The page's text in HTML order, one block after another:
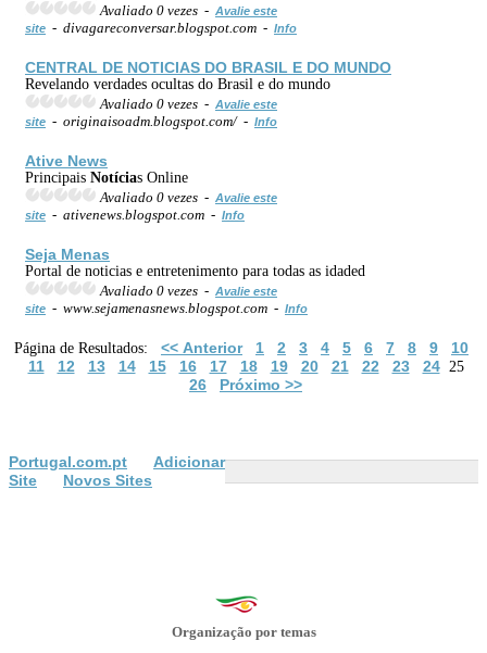
Avaliado 0 vezes - Avalie este
site - divagareconversar.blogspot.com - Info
CENTRAL DE NOTICIAS DO BRASIL E DO MUNDO
Revelando verdades ocultas do Brasil e do mundo
Avaliado 0 vezes - Avalie este
site - originaisoadm.blogspot.com/ - Info
Ative News
Principais Notícias Online
Avaliado 0 vezes - Avalie este
site - ativenews.blogspot.com - Info
Seja Menas
Portal de noticias e entretenimento para todas as idaded
Avaliado 0 vezes - Avalie este
site - www.sejamenasnews.blogspot.com - Info
Página de Resultados: << Anterior 1 2 3 4 5 6 7 8 9
10
11
12 13 14 15 16 17 18 19 20 21 22 23 2425
26 Próximo >>
Portugal.com.pt
Adicionar
Site
Novos Sites
Organização por temas